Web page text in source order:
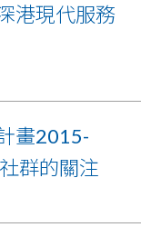
港現代服務
畫2015-
群的關注